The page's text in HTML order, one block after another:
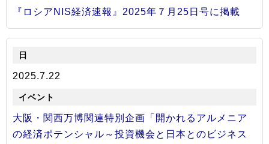
『ロシアNIS経済速報』2025年７月25日号に掲載
2025.7.22
大阪・関西万博関連特別企画「開かれるアルメニア
の経済ポテンシャル～投資機会と日本とのビジネス